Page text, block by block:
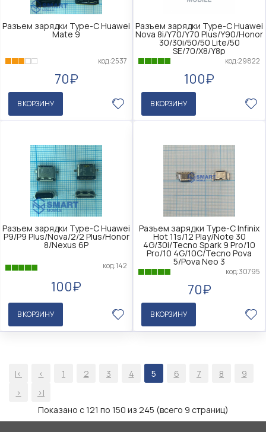
Разъем зарядки Type-C Huawei
Mate 9
код:2537
70₽
В КОРЗИНУ
Разъем зарядки Type-C Huawei
Nova 8i/Y70/Y70 Plus/Y90/Honor
30/30i/50/50 Lite/50
SE/70/X8/Y8p
код:29822
100₽
В КОРЗИНУ
Разъем зарядки Type-C Huawei
P9/P9 Plus/Nova/2/2 Plus/Honor
8/Nexus 6P
код:142
100₽
В КОРЗИНУ
Разъем зарядки Type-C Infinix
Hot 11s/12 Play/Note 30
4G/30i/Tecno Spark 9 Pro/10
Pro/10 4G/10C/Tecno Pova
5/Pova Neo 3
код:30795
70₽
В КОРЗИНУ
|< < 1 2 3 4 5 6 7 8
9
>
>|
Показано с 121 по 150 из 245 (всего 9 страниц)